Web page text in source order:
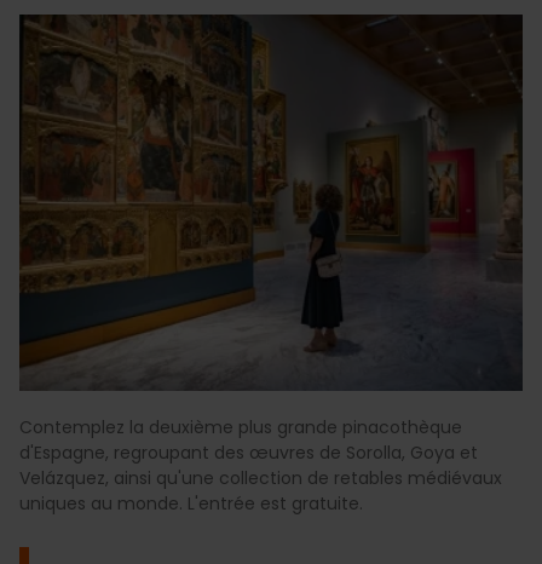
Contemplez la deuxième plus grande pinacothèque
d'Espagne, regroupant des œuvres de Sorolla, Goya et
Velázquez, ainsi qu'une collection de retables médiévaux
uniques au monde. L'entrée est gratuite.